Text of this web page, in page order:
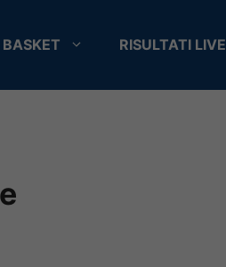
BASKET RISULTATI LIVE